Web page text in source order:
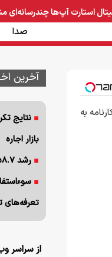
صنایع غذایی و دارویی
استارت آپ‌هاچندرسانه‌ای
صدا
به
آخرین
نتایج
بازار اجاره
رشد ۵۸.۷ درصدی قیمت محصولات معدنی
تعرفه‌های
از سراسر